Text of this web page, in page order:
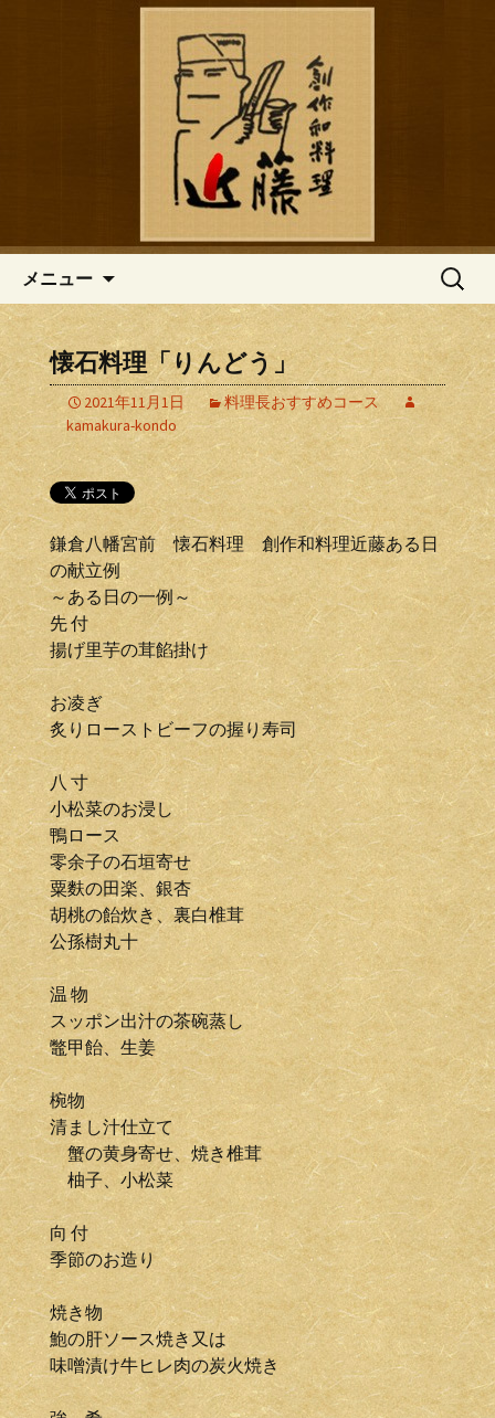
鎌倉の創作和食「近藤」のブロ
鎌倉の創作和食「近藤」のブログ
メニュー
検
懐石料理「りんどう」
2021年11月1日
料理長おすすめコース
kamakura-kondo
鎌倉八幡宮前 懐石料理 創作和料理近藤ある日
の献立例
～ある日の一例～
先 付
揚げ里芋の茸餡掛け
お凌ぎ
炙りローストビーフの握り寿司
八 寸
小松菜のお浸し
鴨ロース
零余子の石垣寄せ
粟麩の田楽、銀杏
胡桃の飴炊き、裏白椎茸
公孫樹丸十
温 物
スッポン出汁の茶碗蒸し
鼈甲飴、生姜
椀物
清まし汁仕立て
蟹の黄身寄せ、焼き椎茸
柚子、小松菜
向 付
季節のお造り
焼き物
鮑の肝ソース焼き又は
味噌漬け牛ヒレ肉の炭火焼き